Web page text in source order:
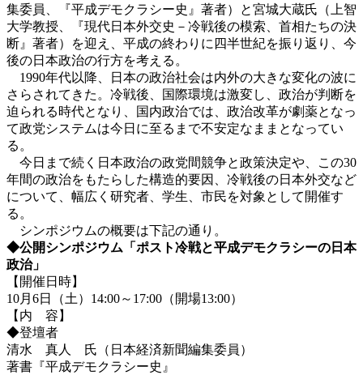
集委員、『平成デモクラシー史』著者）と宮城大蔵氏（上智
大学教授、『現代日本外交史－冷戦後の模索、首相たちの決
断』著者）を迎え、平成の終わりに四半世紀を振り返り、今
後の日本政治の行方を考える。
1990年代以降、日本の政治社会は内外の大きな変化の波に
さらされてきた。冷戦後、国際環境は激変し、政治が判断を
迫られる時代となり、国内政治では、政治改革が劇薬となっ
て政党システムは今日に至るまで不安定なままとなってい
る。
今日まで続く日本政治の政党間競争と政策決定や、この30
年間の政治をもたらした構造的要因、冷戦後の日本外交など
について、幅広く研究者、学生、市民を対象として開催す
る。
シンポジウムの概要は下記の通り。
◆公開シンポジウム「ポスト冷戦と平成デモクラシーの日本
政治」
【開催日時】
10月6日（土）14:00～17:00（開場13:00）
【内 容】
◆登壇者
清水 真人 氏（日本経済新聞編集委員）
著書『平成デモクラシー史』